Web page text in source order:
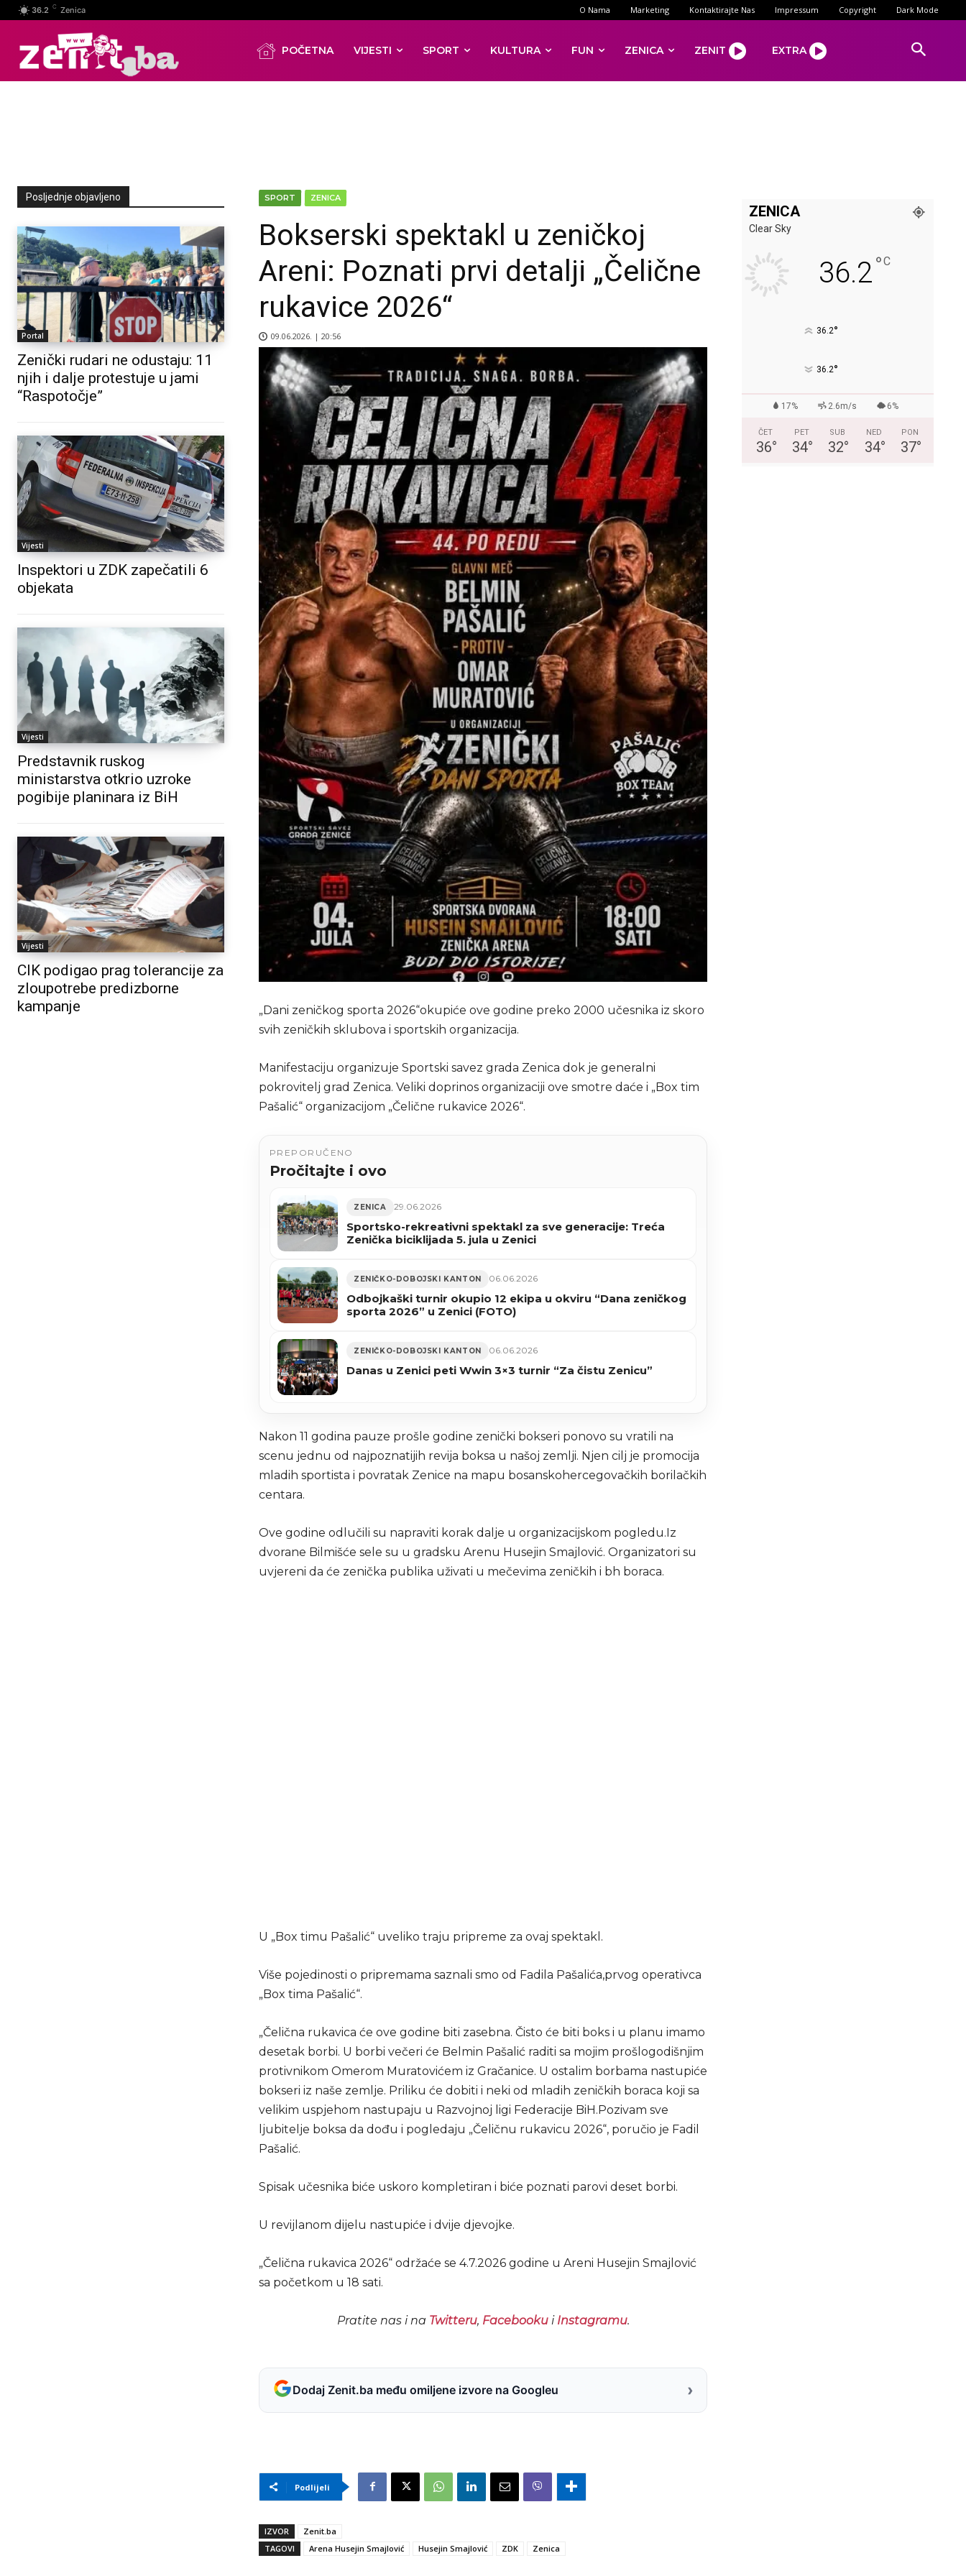
36.2 C Zenica O Nama Marketing Kontaktirajte Nas Impressum Copyright Dark Mode
POČETNA VIJESTI SPORT KULTURA FUN ZENICA ZENIT EXTRA
Posljednje objavljeno
Portal
Zenički rudari ne odustaju: 11
njih i dalje protestuje u jami
“Raspotočje”
Vijesti
Inspektori u ZDK zapečatili 6
objekata
Vijesti
Predstavnik ruskog
ministarstva otkrio uzroke
pogibije planinara iz BiH
Vijesti
CIK podigao prag tolerancije za
zloupotrebe predizborne
kampanje
SPORT ZENICA
Bokserski spektakl u zeničkoj
Areni: Poznati prvi detalji „Čelične
rukavice 2026“
09.06.2026. | 20:56
„Dani zeničkog sporta 2026“okupiće ove godine preko 2000 učesnika iz skoro
svih zeničkih sklubova i sportskih organizacija.
Manifestaciju organizuje Sportski savez grada Zenica dok je generalni
pokrovitelj grad Zenica. Veliki doprinos organizaciji ove smotre daće i „Box tim
Pašalić“ organizacijom „Čelične rukavice 2026“.
PREPORUČENO
Pročitajte i ovo
ZENICA 29.06.2026
Sportsko-rekreativni spektakl za sve generacije: Treća
Zenička biciklijada 5. jula u Zenici
ZENIČKO-DOBOJSKI KANTON 06.06.2026
Odbojkaški turnir okupio 12 ekipa u okviru “Dana zeničkog
sporta 2026” u Zenici (FOTO)
ZENIČKO-DOBOJSKI KANTON 06.06.2026
Danas u Zenici peti Wwin 3×3 turnir “Za čistu Zenicu”
Nakon 11 godina pauze prošle godine zenički bokseri ponovo su vratili na
scenu jednu od najpoznatijih revija boksa u našoj zemlji. Njen cilj je promocija
mladih sportista i povratak Zenice na mapu bosanskohercegovačkih borilačkih
centara.
Ove godine odlučili su napraviti korak dalje u organizacijskom pogledu.Iz
dvorane Bilmišće sele su u gradsku Arenu Husejin Smajlović. Organizatori su
uvjereni da će zenička publika uživati u mečevima zeničkih i bh boraca.
U „Box timu Pašalić“ uveliko traju pripreme za ovaj spektakl.
Više pojedinosti o pripremama saznali smo od Fadila Pašalića,prvog operativca
„Box tima Pašalić“.
„Čelična rukavica će ove godine biti zasebna. Čisto će biti boks i u planu imamo
desetak borbi. U borbi večeri će Belmin Pašalić raditi sa mojim prošlogodišnjim
protivnikom Omerom Muratovićem iz Gračanice. U ostalim borbama nastupiće
bokseri iz naše zemlje. Priliku će dobiti i neki od mladih zeničkih boraca koji sa
velikim uspjehom nastupaju u Razvojnoj ligi Federacije BiH.Pozivam sve
ljubitelje boksa da dođu i pogledaju „Čeličnu rukavicu 2026“, poručio je Fadil
Pašalić.
Spisak učesnika biće uskoro kompletiran i biće poznati parovi deset borbi.
U revijlanom dijelu nastupiće i dvije djevojke.
„Čelična rukavica 2026“ održaće se 4.7.2026 godine u Areni Husejin Smajlović
sa početkom u 18 sati.
Pratite nas i na Twitteru, Facebookui Instagramu.
Dodaj Zenit.ba među omiljene izvore na Googleu ›
Podlijeli
IZVOR
Zenit.ba
TAGOVI
Arena Husejin Smajlović Husejin Smajlović ZDK Zenica
ZENICA
Clear Sky
36.2°C
36.2°
36.2°
17% 2.6m/s 6%
ČET
36°
PET
34°
SUB
32°
NED
34°
PON
37°